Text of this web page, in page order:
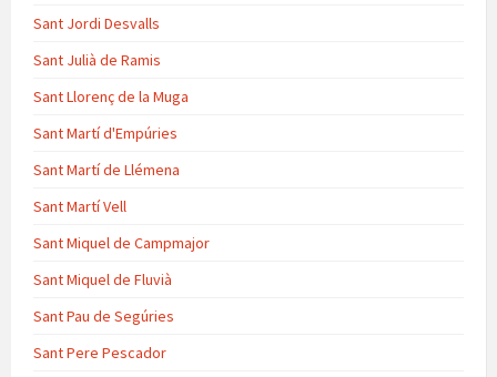
Sant Jordi Desvalls
Sant Julià de Ramis
Sant Llorenç de la Muga
Sant Martí d'Empúries
Sant Martí de Llémena
Sant Martí Vell
Sant Miquel de Campmajor
Sant Miquel de Fluvià
Sant Pau de Segúries
Sant Pere Pescador